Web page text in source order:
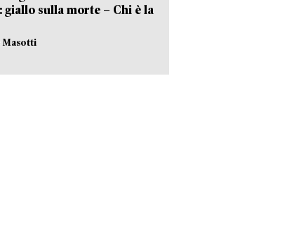
giallo sulla morte – Chi è la
Masotti